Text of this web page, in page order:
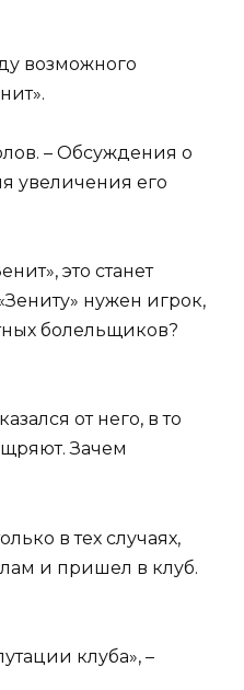
возможного
– Обсуждения о
увеличения его
это станет
нужен игрок,
болельщиков?
от него, в то
Зачем
в тех случаях,
и пришел в клуб.
клуба», –